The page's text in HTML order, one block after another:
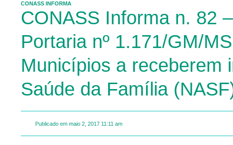
CONASS INFORMA
CONASS Informa n. 82
Portaria nº 1.171/GM/
Municípios a receberem
Saúde da Família
Publicado em maio 2, 2017 11:11 am